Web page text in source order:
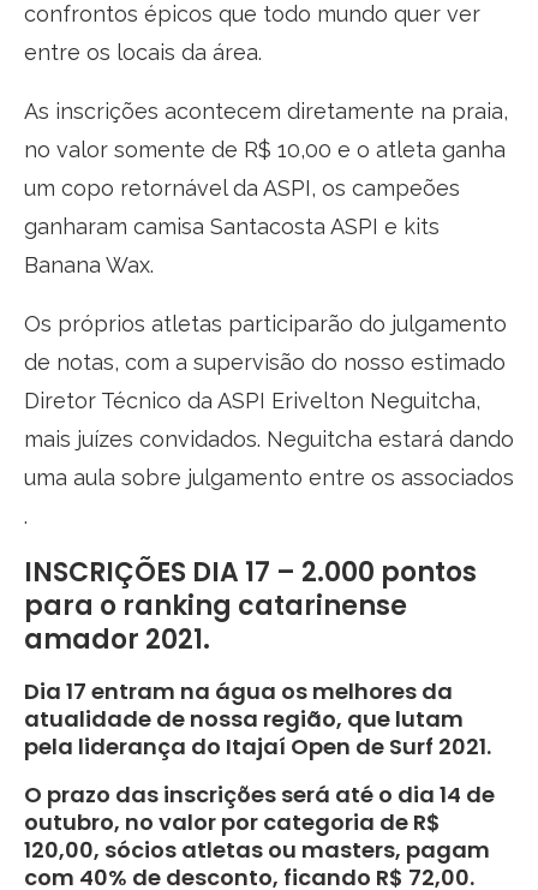
confrontos épicos que todo mundo quer ver
entre os locais da área.
As inscrições acontecem diretamente na praia,
no valor somente de R$ 10,00 e o atleta ganha
um copo retornável da ASPI, os campeões
ganharam camisa Santacosta ASPI e kits
Banana Wax.
Os próprios atletas participarão do julgamento
de notas, com a supervisão do nosso estimado
Diretor Técnico da ASPI Erivelton Neguitcha,
mais juízes convidados. Neguitcha estará dando
uma aula sobre julgamento entre os associados
.
INSCRIÇÕES DIA 17 – 2.000 pontos
para o ranking catarinense
amador 2021.
Dia 17 entram na água os melhores da
atualidade de nossa região, que lutam
pela liderança do Itajaí Open de Surf 2021.
O prazo das inscrições será até o dia 14 de
outubro, no valor por categoria de R$
120,00, sócios atletas ou masters, pagam
com 40% de desconto, ficando R$ 72,00.